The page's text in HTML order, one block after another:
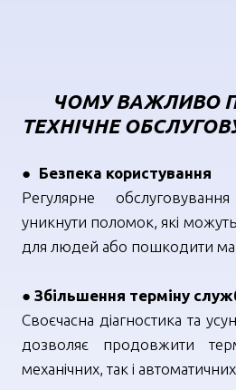
ЧОМУ ВАЖЛИВО
ТЕХНІЧНЕ
● Безпека користування
Регулярне
уникнути поломок, які
для людей або пошкодити
● Збільшення терміну
Своєчасна діагностика та
дозволяє продовжити
механічних, так і